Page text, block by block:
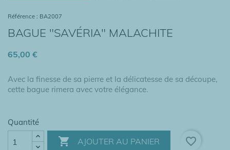
Référence : BA2007
BAGUE "SAVÉRIA" MALACHITE
65,00 €
Avec la finesse de sa pierre et la délicatesse de sa découpe,
cette bague rimera avec votre élégance.
Quantité
 AJOUTER AU PANIER favorite_border